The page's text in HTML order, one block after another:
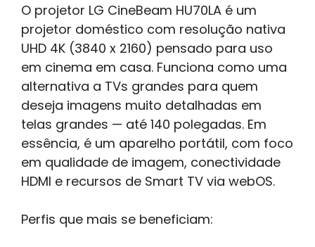
O projetor LG CineBeam HU70LA é um
projetor doméstico com resolução nativa
UHD 4K (3840 x 2160) pensado para uso
em cinema em casa. Funciona como uma
alternativa a TVs grandes para quem
deseja imagens muito detalhadas em
telas grandes — até 140 polegadas. Em
essência, é um aparelho portátil, com foco
em qualidade de imagem, conectividade
HDMI e recursos de Smart TV via webOS.
Perfis que mais se beneficiam: